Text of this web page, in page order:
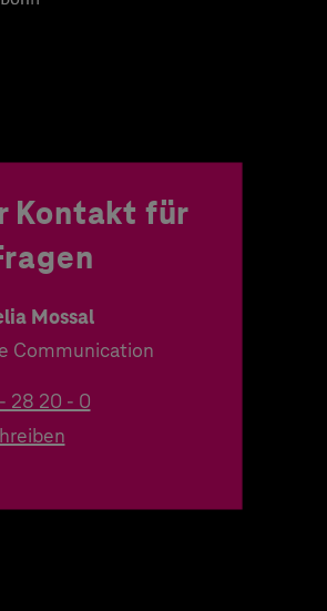
Kontakt für
Mossal
Communication
28 20 - 0